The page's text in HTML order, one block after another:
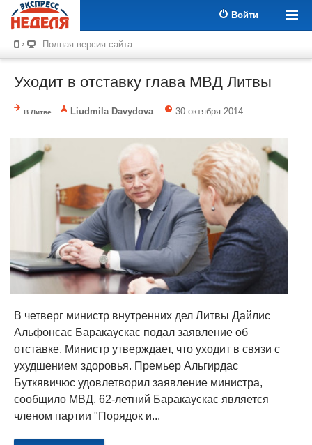
Войти
Полная версия сайта
Уходит в отставку глава МВД Литвы
В Литве Liudmila Davydova 30 октября 2014
В четверг министр внутренних дел Литвы Дайлис
Альфонсас Баракаускас подал заявление об
отставке. Министр утверждает, что уходит в связи с
ухудшением здоровья. Премьер Альгирдас
Буткявичюс удовлетворил заявление министра,
сообщило МВД. 62-летний Баракаускас является
членом партии "Порядок и...